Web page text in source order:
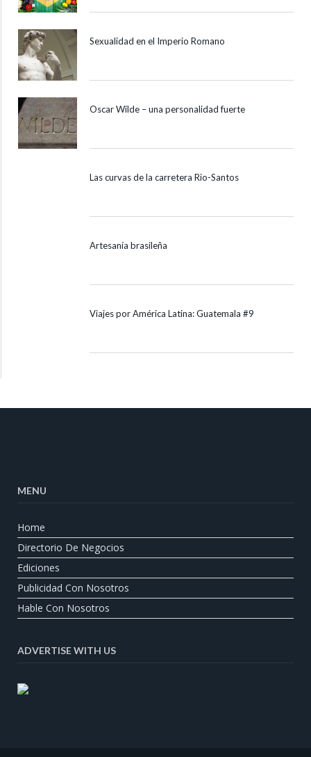
Sexualidad en el Imperio Romano
Oscar Wilde – una personalidad fuerte
Las curvas de la carretera Rio-Santos
Artesanía brasileña
Viajes por América Latina: Guatemala #9
MENU
Home
Directorio De Negocios
Ediciones
Publicidad Con Nosotros
Hable Con Nosotros
ADVERTISE WITH US